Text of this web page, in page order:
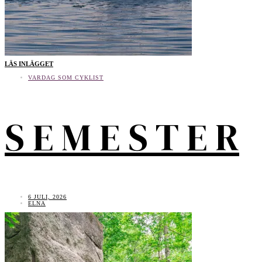
LÄS INLÄGGET
VARDAG SOM CYKLIST
S E M E S T E R
6 JULI, 2026
ELNA